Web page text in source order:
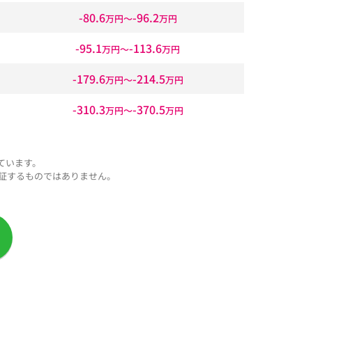
-80.6万円〜-96.2万円
-95.1万円〜-113.6万円
-179.6万円〜-214.5万円
-310.3万円〜-370.5万円
ます。
るものではありません。